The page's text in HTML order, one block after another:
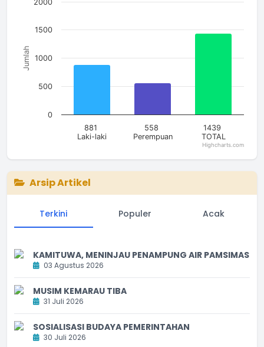
Jumlah
881
Laki-laki
558
Perempuan
1439
TOTAL
0
500
1000
1500
2000
Highcharts.com
Arsip Artikel
Terkini Populer Acak
KAMITUWA, MENINJAU PENAMPUNG AIR PAMSIMAS
03 Agustus 2026
MUSIM KEMARAU TIBA
31 Juli 2026
SOSIALISASI BUDAYA PEMERINTAHAN
30 Juli 2026